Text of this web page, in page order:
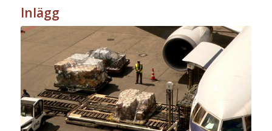
Inlägg